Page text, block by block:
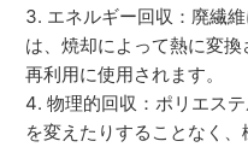
エネルギー回収：廃繊
は、焼却によって熱に変
再利用に使用されます。
物理的回収：ポリエス
を変えたりすることなく